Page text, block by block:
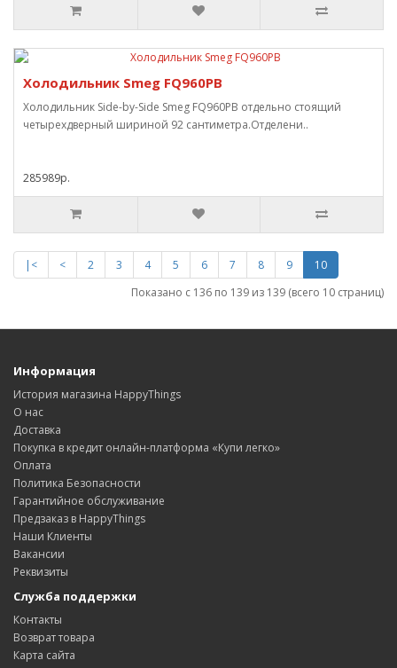
Холодильник Smeg FQ960PB
Холодильник Side-by-Side Smeg FQ960PB отдельно стоящий
четырехдверный шириной 92 сантиметра.Отделени..
285989р.
|< < 2 3 4 5 6 7 8 9
10
Показано с 136 по 139 из 139 (всего 10 страниц)
Информация
История магазина HappyThings
О нас
Доставка
Покупка в кредит онлайн-платформа «Купи легко»
Оплата
Политика Безопасности
Гарантийное обслуживание
Предзаказ в HappyThings
Наши Клиенты
Вакансии
Реквизиты
Служба поддержки
Контакты
Возврат товара
Карта сайта